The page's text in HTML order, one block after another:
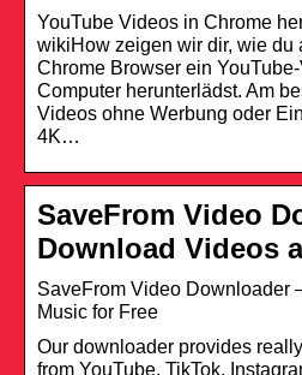
YouTube Videos in Chrome
wikiHow zeigen wir dir, wie du
Chrome Browser ein
Computer herunterlädst. Am
Videos ohne Werbung oder
4K…
SaveFrom Video
Download Videos
SaveFrom Video Downloader
Music for Free
Our downloader provides
from YouTube, TikTok,